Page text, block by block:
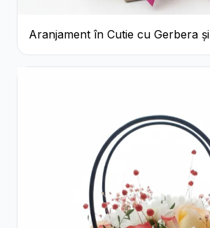
Aranjament în Cutie cu Gerbera și
Trandafiri Roz